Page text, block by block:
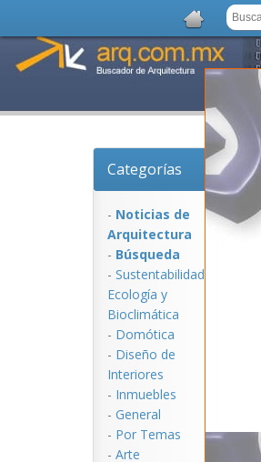
Categorías
- Noticias de
Arquitectura
- Búsqueda
- Sustentabilidad,
Ecologí­a y
Bioclimática
- Domótica
- Diseño de
Interiores
- Inmuebles
- General
- Por Temas
- Arte